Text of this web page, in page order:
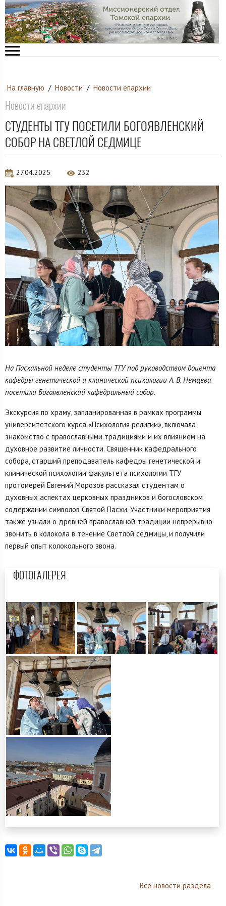
На главную / Новости / Новости епархии
Новости епархии
СТУДЕНТЫ ТГУ ПОСЕТИЛИ БОГОЯВЛЕНСКИЙ
СОБОР НА СВЕТЛОЙ СЕДМИЦЕ
27.04.2025 232
На Пасхальной неделе студенты ТГУ под руководством доцента
кафедры генетической и клинической психологии А. В. Немцева
посетили Богоявленский кафедральный собор.
Экскурсия по храму, запланированная в рамках программы
университетского курса «Психология религии», включала
знакомство с православными традициями и их влиянием на
духовное развитие личности. Священник кафедрального
собора, старший преподаватель кафедры генетической и
клинической психологии факультета психологии ТГУ
протоиерей Евгений Морозов рассказал студентам о
духовных аспектах церковных праздников и богословском
содержании символов Святой Пасхи. Участники мероприятия
также узнали о древней православной традиции непрерывно
звонить в колокола в течение Светлой седмицы, и получили
первый опыт колокольного звона.
ФОТОГАЛЕРЕЯ
Все новости раздела